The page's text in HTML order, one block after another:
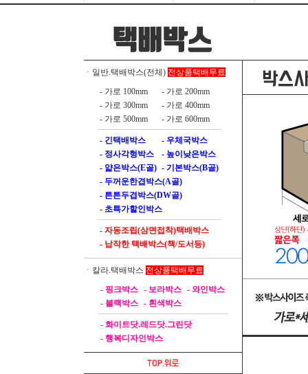
ㆍ일반.택배박스(전체) 전상품택배무료
- 가로 100mm
- 가로 200mm
- 가로 300mm
- 가로 400mm
- 가로 500mm
- 가로 600mm
- 긴택배박스
- 우체국박스
- 정사각형박스
- 높이낮은박스
- 얇은박스(E골) - 기본박스(B골)
- 두꺼운한겹박스(A골)
- 튼튼두겹박스(DW골)
- 초특가할인박스
- 자동조립(삼면접착)택배박스
- 납작한 택배박스(책/도서등)
ㆍ칼라.택배박스 전상품택배무료
- 핑크박스 - 보라박스 - 와인박스
- 블랙박스 - 흰색박스
- 화이트닷.레드닷.그린닷
- 행복디자인박스